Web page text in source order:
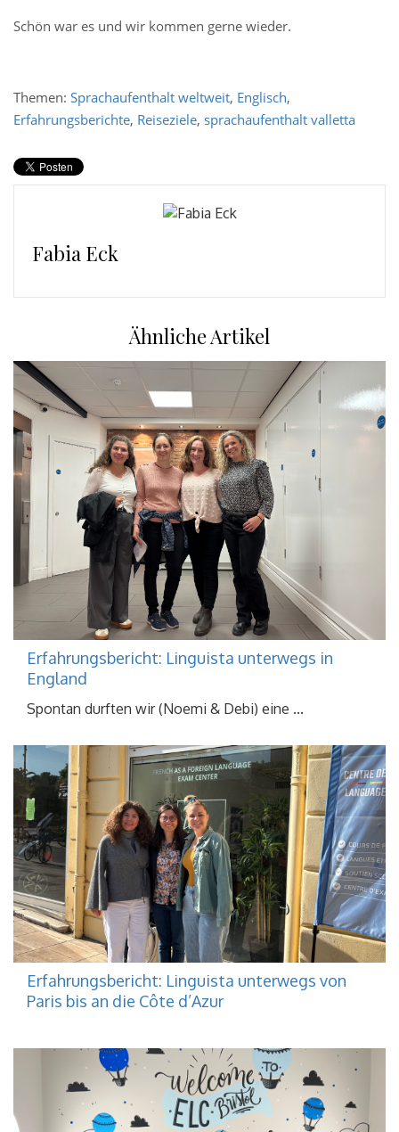
Schön war es und wir kommen gerne wieder.
Themen: Sprachaufenthalt weltweit, Englisch,
Erfahrungsberichte, Reiseziele, sprachaufenthalt valletta
Fabia Eck
Ähnliche Artikel
Erfahrungsbericht: Linguista unterwegs in
England
Spontan durften wir (Noemi & Debi) eine ...
Erfahrungsbericht: Linguista unterwegs von
Paris bis an die Côte d’Azur